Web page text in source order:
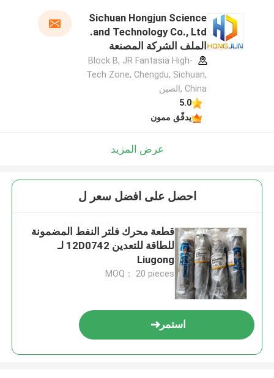
Sichuan Hongjun Science
and Technology Co., Ltd.
الملف الشركة المصنعة
Block B, JR Fantasia High-
Tech Zone, Chengdu, Sichuan,
China ,الصين
5.0
يدقّق ممون
عرض المزيد
احصل على افضل سعر ل
قطعة محرك فلتر النفط المضمونة
للطاقة للتعدين 12D0742 لـ
Liugong
MOQ： 20 pieces
استمر